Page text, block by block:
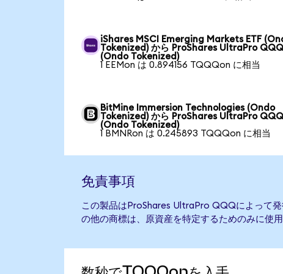
iShares MSCI Emerging Markets ETF
Tokenized) から ProShares UltraPro
(Ondo Tokenized)
1 EEMon は 0.894156 TQQQon に相当
BitMine Immersion Technologies (Ondo
Tokenized) から ProShares UltraPro
(Ondo Tokenized)
1 BMNRon は 0.245893 TQQQon に相当
免責事項
この製品はProShares UltraPro QQQによって
の他の商標は、原資産を特定するためのみに使用